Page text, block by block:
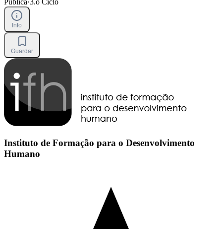
Publica·3.o Ciclo
Info
Guardar
Instituto de Formação para o Desenvolvimento
Humano